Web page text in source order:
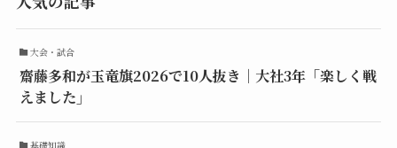
大会・試合
齋藤多和が玉竜旗2026で10人抜き｜大社3年「楽しく戦
えました」
基礎知識